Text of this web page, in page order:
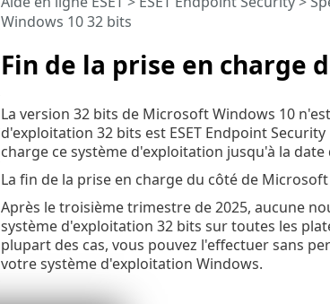
Fin de la prise en charge
Windows 10 32 bits
La version 32 bits de Microsoft Windows 10
d'exploitation 32 bits est ESET Endpoint
charge ce système d'exploitation jusqu'à la
La fin de la prise en charge du côté de
Après le troisième trimestre de 2025, aucune
système d'exploitation 32 bits sur toutes les
plupart des cas, vous pouvez l'effectuer sans
votre système d'exploitation Windows.